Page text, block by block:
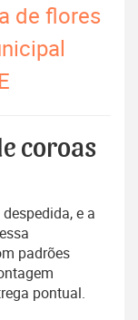
de flores
coroas
e a
padrões
pontual.